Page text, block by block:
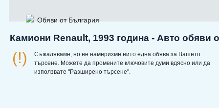
Обяви от България
Камиони Renault, 1993 година - Авто обяви
(!)
Съжаляваме, но не намерихме нито една обява за Вашето
търсене. Можете да промените ключовите думи вдясно или да
използвате "Разширено търсене".